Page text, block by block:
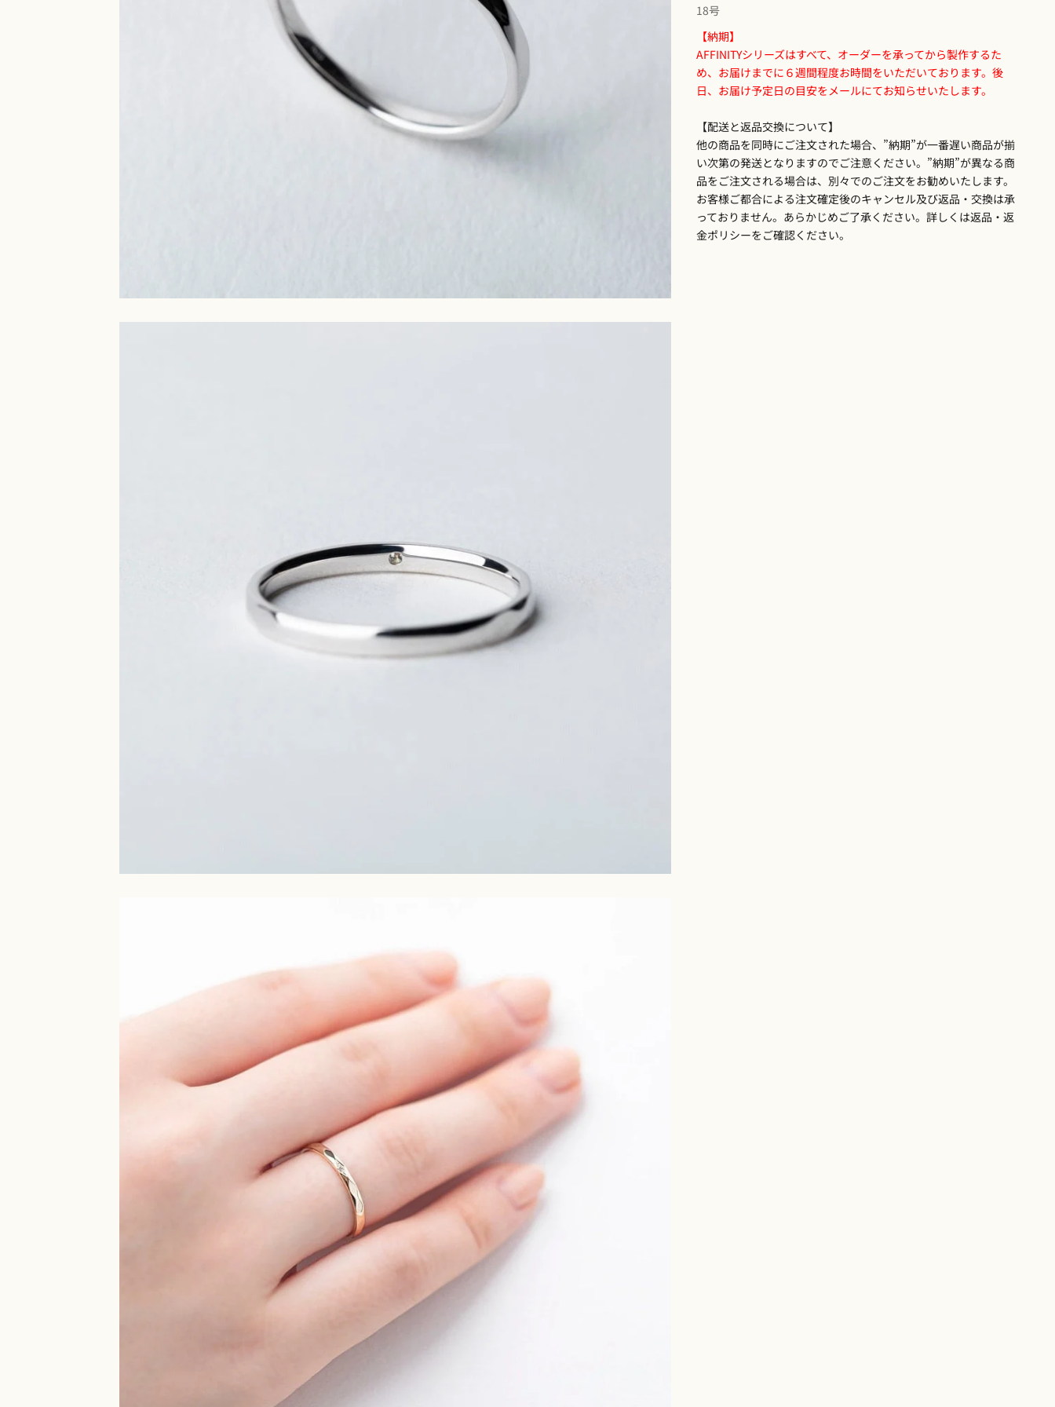
18号
【納期】
AFFINITYシリーズはすべて、オーダーを承ってから製作するた
め、お届けまでに６週間程度お時間をいただいております。後
日、お届け予定日の目安をメールにてお知らせいたします。
【配送と返品交換について】
他の商品を同時にご注文された場合、”納期”が一番遅い商品が揃
い次第の発送となりますのでご注意ください。”納期”が異なる商
品をご注文される場合は、別々でのご注文をお勧めいたします。
お客様ご都合による注文確定後のキャンセル及び返品・交換は承
っておりません。あらかじめご了承ください。詳しくは返品・返
金ポリシーをご確認ください。